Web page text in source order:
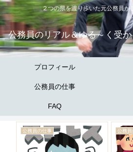
２つの県を渡り歩いた元公務員が
公務員のリアル＆ゆる～く受
プロフィール
公務員の仕事
FAQ
公務員の仕事 公務員